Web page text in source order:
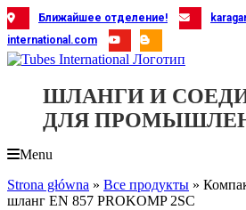
Skip
to
content
Ближайшее отделение!
international.com
ШЛАНГИ И
ДЛЯ
Menu
Strona główna » Все продукты »
шланг EN 857 PROKOMP 2SC